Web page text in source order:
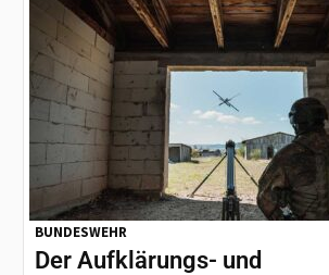
BUNDESWEHR
Der Aufklärungs- und